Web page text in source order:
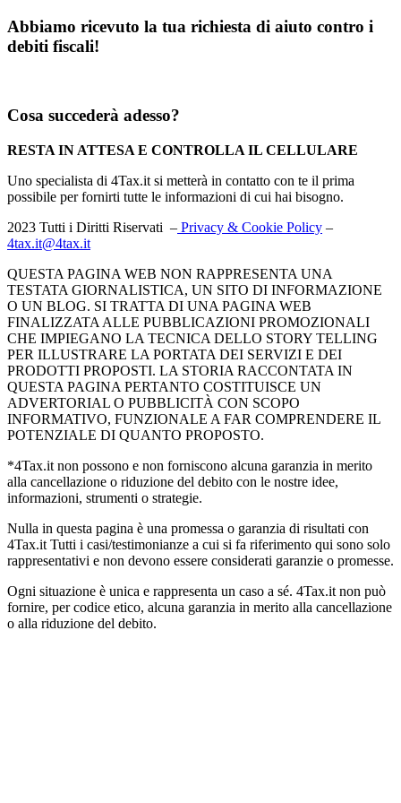
Abbiamo ricevuto la tua richiesta di aiuto contro i
debiti fiscali!
Cosa succederà adesso?
RESTA IN ATTESA E CONTROLLA IL CELLULARE
Uno specialista di 4Tax.it si metterà in contatto con te il prima
possibile per fornirti tutte le informazioni di cui hai bisogno.
2023 Tutti i Diritti Riservati – Privacy & Cookie Policy –
4tax.it@4tax.it
QUESTA PAGINA WEB NON RAPPRESENTA UNA
TESTATA GIORNALISTICA, UN SITO DI INFORMAZIONE
O UN BLOG. SI TRATTA DI UNA PAGINA WEB
FINALIZZATA ALLE PUBBLICAZIONI PROMOZIONALI
CHE IMPIEGANO LA TECNICA DELLO STORY TELLING
PER ILLUSTRARE LA PORTATA DEI SERVIZI E DEI
PRODOTTI PROPOSTI. LA STORIA RACCONTATA IN
QUESTA PAGINA PERTANTO COSTITUISCE UN
ADVERTORIAL O PUBBLICITÀ CON SCOPO
INFORMATIVO, FUNZIONALE A FAR COMPRENDERE IL
POTENZIALE DI QUANTO PROPOSTO.
*4Tax.it non possono e non forniscono alcuna garanzia in merito
alla cancellazione o riduzione del debito con le nostre idee,
informazioni, strumenti o strategie.
Nulla in questa pagina è una promessa o garanzia di risultati con
4Tax.it Tutti i casi/testimonianze a cui si fa riferimento qui sono solo
rappresentativi e non devono essere considerati garanzie o promesse.
Ogni situazione è unica e rappresenta un caso a sé. 4Tax.it non può
fornire, per codice etico, alcuna garanzia in merito alla cancellazione
o alla riduzione del debito.